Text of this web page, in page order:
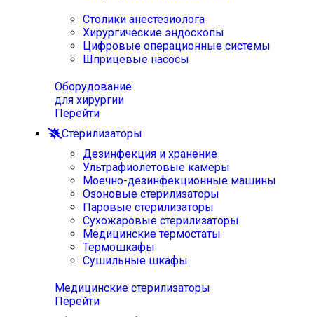
Столики анестезиолога
Хирургические эндоскопы
Цифровые операционные системы
Шприцевые насосы
Оборудование
для хирургии
Перейти
Стерилизаторы
Дезинфекция и хранение
Ультрафиолетовые камеры
Моечно-дезинфекционные машины
Озоновые стерилизаторы
Паровые стерилизаторы
Сухожаровые стерилизаторы
Медицинские термостаты
Термошкафы
Сушильные шкафы
Медицинские стерилизаторы
Перейти